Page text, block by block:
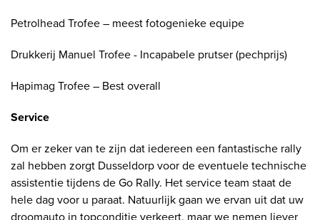
Petrolhead Trofee – meest fotogenieke equipe
Drukkerij Manuel Trofee - Incapabele prutser (pechprijs)
Hapimag Trofee – Best overall
Service
Om er zeker van te zijn dat iedereen een fantastische rally
zal hebben zorgt Dusseldorp voor de eventuele technische
assistentie tijdens de Go Rally. Het service team staat de
hele dag voor u paraat. Natuurlijk gaan we ervan uit dat uw
droomauto in topconditie verkeert, maar we nemen liever